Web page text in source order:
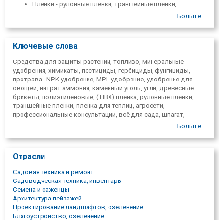
Пленки - рулонные пленки, траншейные пленки,
тепличные пленки, сельскохозяйственные сети;
Торф.
Больше
Ключевые слова
Средства для защиты растений, топливо, минеральные
удобрения, химикаты, пестициды, гербициды, фунгициды,
протрава
, NPK удобрение, MPL удобрение, удобрение для
овощей, нитрат аммония, каменный уголь, угли, древесные
брикеты, полиэтиленовые, ( ПВХ) пленка, рулонные пленки,
траншейные пленки, пленка для теплиц, агросети,
профессиональные консультации, всё для сада, шпагат,
агрохимия, удобрительные средства, сельскохозяйственные
Больше
Отрасли
Садовая техника и ремонт
Садоводческая техника, инвентарь
Семена и саженцы
Архитектура пейзажей
Проектирование ландшафтов, озеленение
Благоустройство, озеленение